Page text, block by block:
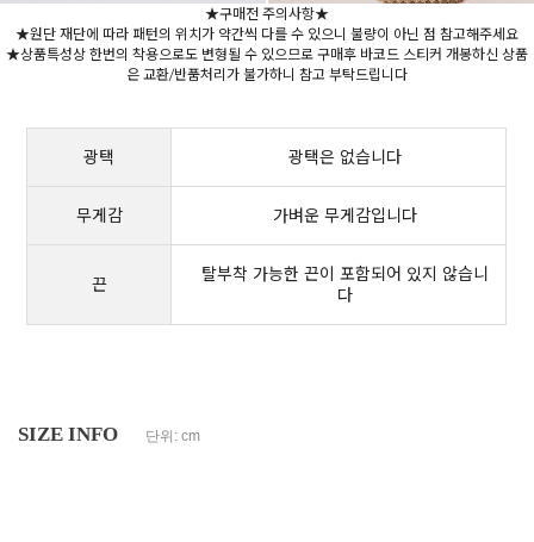
★구매전 주의사항★
★원단 재단에 따라 패턴의 위치가 약간씩 다를 수 있으니 불량이 아닌 점 참고해주세요
★상품특성상 한번의 착용으로도 변형될 수 있으므로 구매후 바코드 스티커 개봉하신 상품
은 교환/반품처리가 불가하니 참고 부탁드립니다
광택 광택은 없습니다
무게감 가벼운 무게감입니다
끈
탈부착 가능한 끈이 포함되어 있지 않습니
다